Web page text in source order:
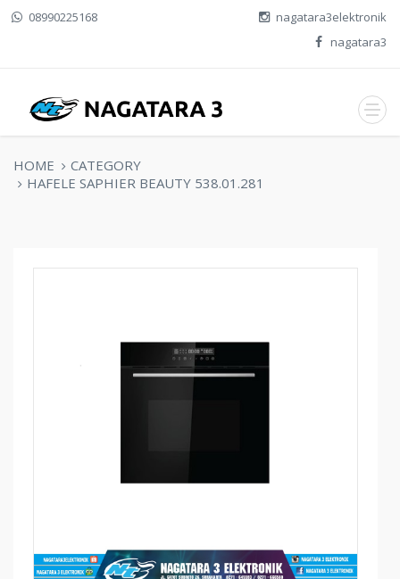
08990225168
nagatara3elektronik
nagatara3
HOME
CATEGORY
HAFELE SAPHIER BEAUTY 538.01.281